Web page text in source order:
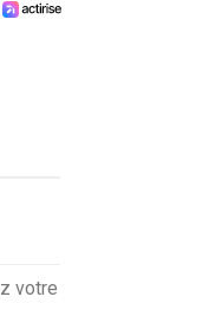
votre